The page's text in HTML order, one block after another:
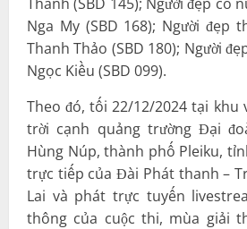
Nga My (SBD 168); Người đẹp
Thanh Thảo (SBD 180); Người
Ngọc Kiều (SBD 099).
Theo đó, tối 22/12/2024 tại khu
trời cạnh quảng trường Đại
Hùng Núp, thành phố Pleiku,
trực tiếp của Đài Phát thanh –
Lai và phát trực tuyến
thông của cuộc thi, mùa giải